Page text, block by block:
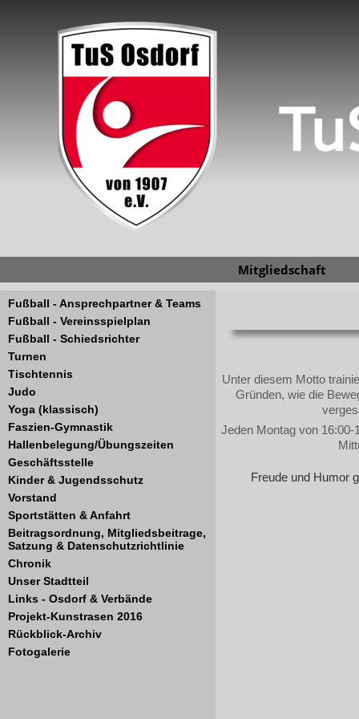
Mitgliedschaft
Fußball - Ansprechpartner & Teams
Fußball - Vereinsspielplan
Fußball - Schiedsrichter
Turnen
Tischtennis
Judo
Yoga (klassisch)
Faszien-Gymnastik
Hallenbelegung/Übungszeiten
Geschäftsstelle
Kinder & Jugendsschutz
Vorstand
Sportstätten & Anfahrt
Beitragsordnung, Mitgliedsbeitrage,
Satzung & Datenschutzrichtlinie
Chronik
Unser Stadtteil
Links - Osdorf & Verbände
Projekt-Kunstrasen 2016
Rückblick-Archiv
Fotogalerie
Unter diesem Motto
Gründen, wie die
Jeden Montag von 16:00-
Freude und Humor